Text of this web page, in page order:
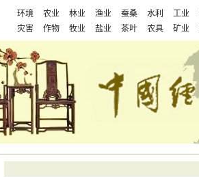
环境 农业 林业 渔业 蚕桑 水利 工业
灾害
作物 牧业 盐业 茶叶 农具 矿业